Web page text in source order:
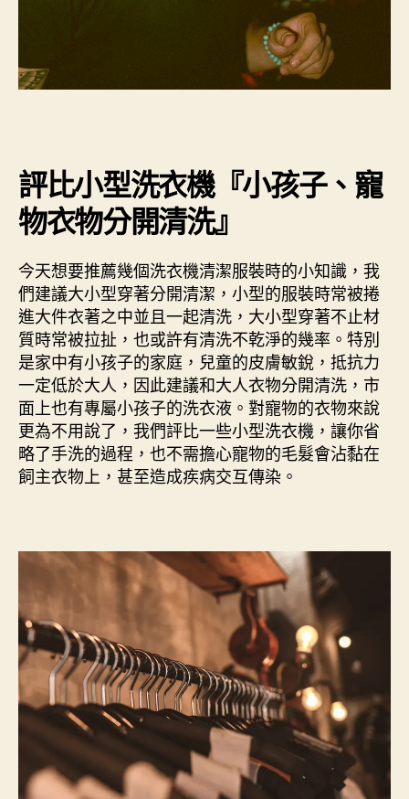
評比小型洗衣機『小孩子、寵
物衣物分開清洗』
今天想要推薦幾個洗衣機清潔服裝時的小知識，我
們建議大小型穿著分開清潔，小型的服裝時常被捲
進大件衣著之中並且一起清洗，大小型穿著不止材
質時常被拉扯，也或許有清洗不乾淨的幾率。特別
是家中有小孩子的家庭，兒童的皮膚敏銳，抵抗力
一定低於大人，因此建議和大人衣物分開清洗，市
面上也有專屬小孩子的洗衣液。對寵物的衣物來說
更為不用說了，我們評比一些小型洗衣機，讓你省
略了手洗的過程，也不需擔心寵物的毛髮會沾黏在
飼主衣物上，甚至造成疾病交互傳染。